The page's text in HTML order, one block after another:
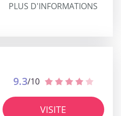
PLUS D'INFORMATIONS
9.3/10
VISITE